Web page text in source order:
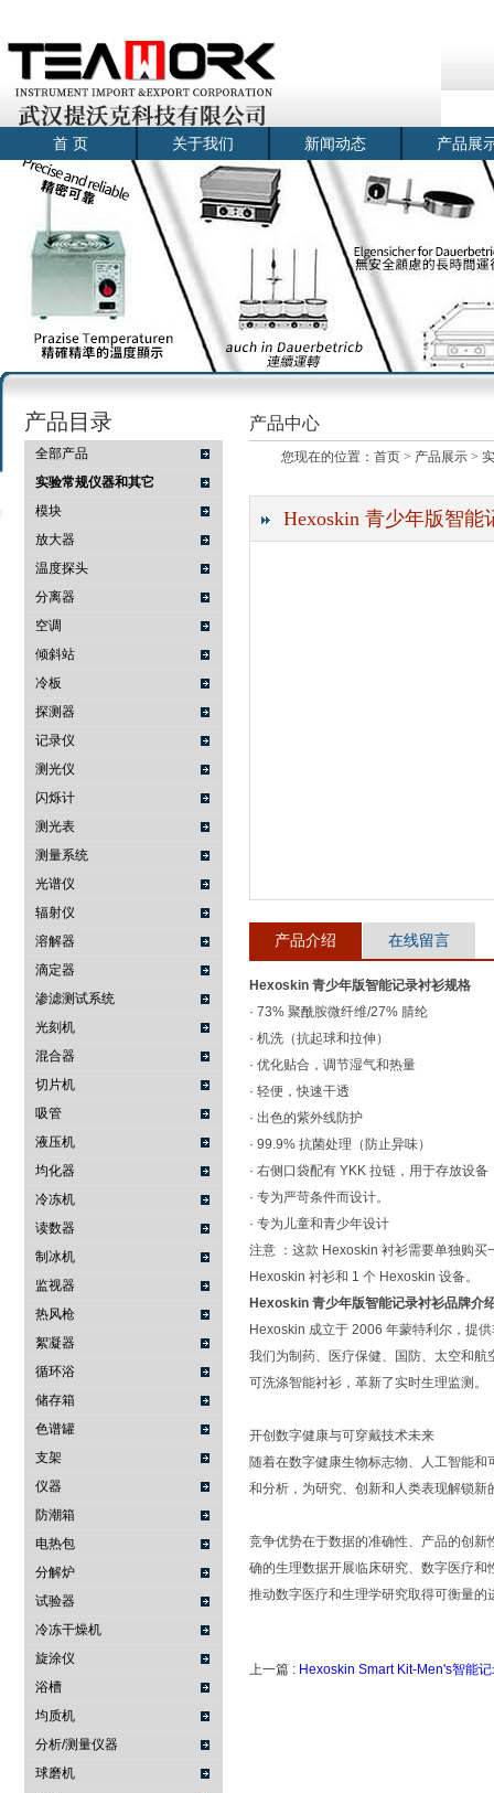
武汉提沃克科技有限公司
首 页 关于我们 新闻动态 产品展
产品目录
全部产品
实验常规仪器和其它
模块
放大器
温度探头
分离器
空调
倾斜站
冷板
探测器
记录仪
测光仪
闪烁计
测光表
测量系统
光谱仪
辐射仪
溶解器
滴定器
渗滤测试系统
光刻机
混合器
切片机
吸管
液压机
均化器
冷冻机
读数器
制冰机
监视器
热风枪
絮凝器
循环浴
储存箱
色谱罐
支架
仪器
防潮箱
电热包
分解炉
试验器
冷冻干燥机
旋涂仪
浴槽
均质机
分析/测量仪器
球磨机
产品中心
您现在的位置： 首页 > 产品展示 >
Hexoskin 青少年版智能
产品介绍 在线留言
Hexoskin 青少年版智能记录衬衫规格
· 73% 聚酰胺微纤维/27% 腈纶
· 机洗（抗起球和拉伸）
· 优化贴合，调节湿气和热量
· 轻便，快速干透
· 出色的紫外线防护
· 99.9% 抗菌处理（防止异味）
· 右侧口袋配有 YKK 拉链，用于存放设备
· 专为严苛条件而设计。
· 专为儿童和青少年设计
注意 ：这款 Hexoskin 衬衫需要单独购
Hexoskin 衬衫和 1 个 Hexoskin 设备。
Hexoskin 青少年版智能记录衬衫品牌介
Hexoskin 成立于 2006 年蒙特利尔，提
我们为制药、医疗保健、国防、太空和
可洗涤智能衬衫，革新了实时生理监测。
开创数字健康与可穿戴技术未来
随着在数字健康生物标志物、人工智能
和分析，为研究、创新和人类表现解锁
竞争优势在于数据的准确性、产品的创
确的生理数据开展临床研究、数字医疗
推动数字医疗和生理学研究取得可衡量的
上一篇 : Hexoskin Smart Kit-Men's智能